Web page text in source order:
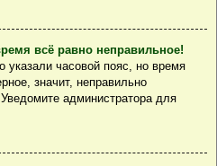
всё равно неправильное!
указали часовой пояс, но время
значит, неправильно
администратора для